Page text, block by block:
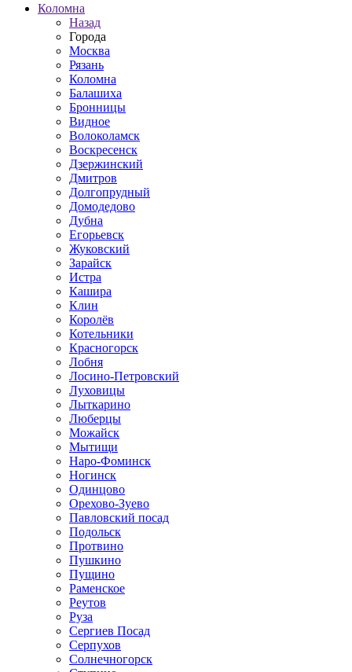
Коломна
Назад
Города
Москва
Рязань
Коломна
Балашиха
Бронницы
Видное
Волоколамск
Воскресенск
Дзержинский
Дмитров
Долгопрудный
Домодедово
Дубна
Егорьевск
Жуковский
Зарайск
Истра
Кашира
Клин
Королёв
Котельники
Красногорск
Лобня
Лосино-Петровский
Луховицы
Лыткарино
Люберцы
Можайск
Мытищи
Наро-Фоминск
Ногинск
Одинцово
Орехово-Зуево
Павловский посад
Подольск
Протвино
Пушкино
Пущино
Раменское
Реутов
Руза
Сергиев Посад
Серпухов
Солнечногорск